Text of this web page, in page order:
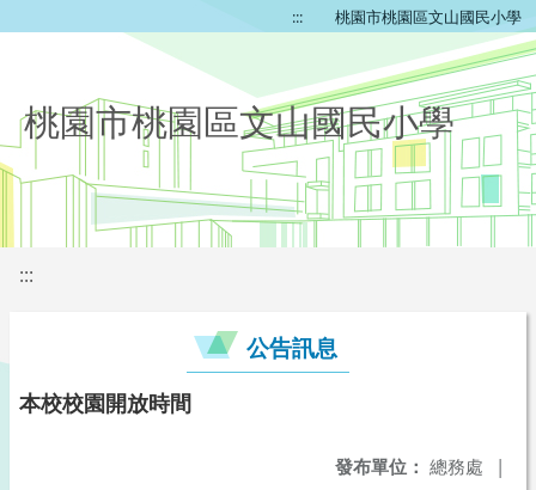
::: 桃園市桃園區文山國民小學
桃園市桃園區文山國民小學
:::
公告訊息
本校校園開放時間
發布單位： 總務處 |